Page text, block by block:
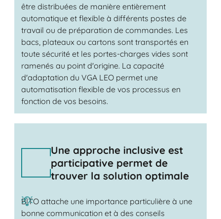
être distribuées de manière entièrement
automatique et flexible à différents postes de
travail ou de préparation de commandes. Les
bacs, plateaux ou cartons sont transportés en
toute sécurité et les portes-charges vides sont
ramenés au point d'origine. La capacité
d'adaptation du VGA LEO permet une
automatisation flexible de vos processus en
fonction de vos besoins.
Une approche inclusive est
participative permet de
trouver la solution optimale
BITO attache une importance particulière à une
bonne communication et à des conseils